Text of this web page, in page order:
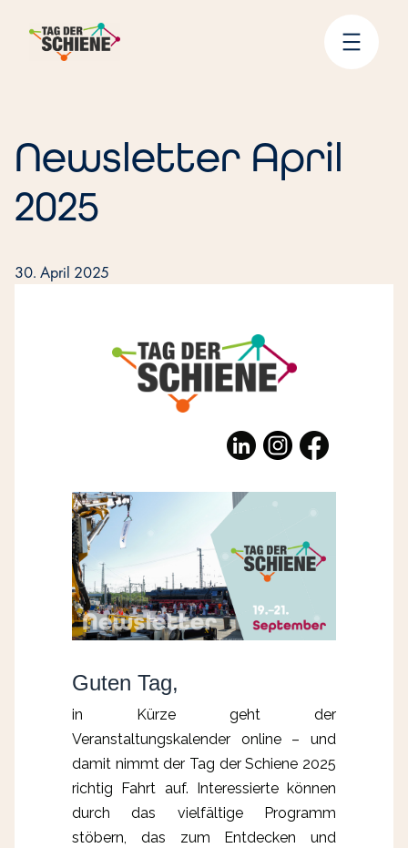
Inhalt
Newsletter April
2025
30. April 2025
Guten Tag,
in Kürze geht der
Veranstaltungskalender online – und
damit nimmt der Tag der Schiene 2025
richtig Fahrt auf. Interessierte können
durch das vielfältige Programm
stöbern, das zum Entdecken und